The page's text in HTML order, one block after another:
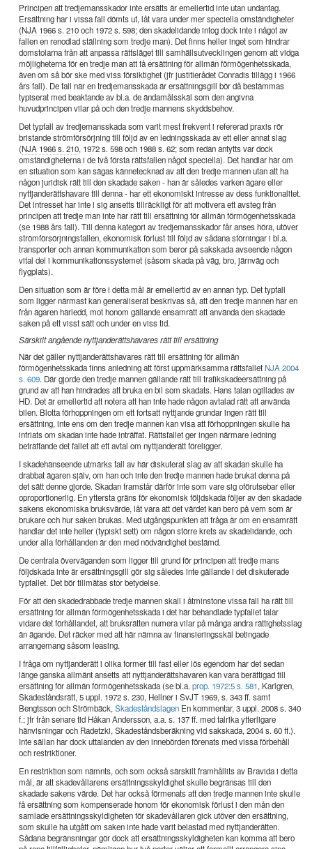
Principen att tredjemansskador inte ersätts är emellertid inte utan undantag.
Ersättning har i vissa fall dömts ut, låt vara under mer speciella omständigheter
(NJA 1966 s. 210och 1972 s. 598; den skadelidande intog dock inte i något av
fallen en renodlad ställning som tredje man). Det finns heller inget som hindrar
domstolarna från att anpassa rättsläget till samhällsutvecklingen genom att vidga
möjligheterna för en tredje man att få ersättning för allmän förmögenhetsskada,
även om så bör ske med viss försiktighet (jfr justitierådet Conradis tillägg i 1966
års fall). De fall när en tredjemansskada är ersättningsgill bör då bestämmas
typiserat med beaktande av bl.a. de ändamålsskäl som den angivna
huvudprincipen vilar på och den tredje mannens skyddsbehov.
Det typfall av tredjemansskada som varit mest frekvent i refererad praxis rör
bristande strömförsörjning till följd av en ledningsskada av ett eller annat slag
(NJA 1966 s. 210, 1972 s. 598 och 1988 s. 62; som redan antytts var dock
omständigheterna i de två första rättsfallen något speciella). Det handlar här om
en situation som kan sägas kännetecknad av att den tredje mannen utan att ha
någon juridisk rätt till den skadade saken - han är således varken ägare eller
nyttjanderättshavare till denna - har ett ekonomiskt intresse av dess funktionalitet.
Det intresset har inte i sig ansetts tillräckligt för att motivera ett avsteg från
principen att tredje man inte har rätt till ersättning för allmän förmögenhetsskada
(se 1988 års fall). Till denna kategori av tredjemansskador får anses höra, utöver
strömförsörjningsfallen, ekonomisk förlust till följd av sådana störningar i bl.a.
transporter och annan kommunikation som beror på sakskada avseende någon
vital del i kommunikationssystemet (såsom skada på väg, bro, järnväg och
flygplats).
Den situation som är före i detta mål är emellertid av en annan typ. Det typfall
som ligger närmast kan generaliserat beskrivas så, att den tredje mannen har en
från ägaren härledd, mot honom gällande ensamrätt att använda den skadade
saken på ett visst sätt och under en viss tid.
Särskilt angående nyttjanderättshavares rätt till ersättning
När det gäller nyttjanderättshavares rätt till ersättning för allmän
förmögenhetsskada finns anledning att först uppmärksamma rättsfalletNJA 2004
s. 609. Där gjorde den tredje mannen gällande rätt till trafikskadeersättning på
grund av att han hindrades att bruka en bil som skadats. Hans talan ogillades av
HD. Det är emellertid att notera att han inte hade någon avtalad rätt att använda
bilen. Blotta förhoppningen om ett fortsatt nyttjande grundar ingen rätt till
ersättning, inte ens om den tredje mannen kan visa att förhoppningen skulle ha
infriats om skadan inte hade inträffat. Rättsfallet ger ingen närmare ledning
beträffande det fallet att ett avtal om nyttjanderätt föreligger.
I skadehänseende utmärks fall av här diskuterat slag av att skadan skulle ha
drabbat ägaren själv, om han och inte den tredje mannen hade brukat denna på
det sätt denne gjorde. Skadan framstår därför inte som vare sig oförutsebar eller
oproportionerlig. En yttersta gräns för ekonomisk följdskada följer av den skadade
sakens ekonomiska bruksvärde, låt vara att det värdet kan bero på vem som är
brukare och hur saken brukas. Med utgångspunkten att fråga är om en ensamrätt
handlar det inte heller (typiskt sett) om någon större krets av skadelidande, och
under alla förhållanden är den med nödvändighet bestämd.
De centrala överväganden som ligger till grund för principen att tredje mans
följdskada inte är ersättningsgill gör sig således inte gällande i det diskuterade
typfallet. Det bör tillmätas stor betydelse.
För att den skadedrabbade tredje mannen skall i åtminstone vissa fall ha rätt till
ersättning för allmän förmögenhetsskada i det här behandlade typfallet talar
vidare det förhållandet, att bruksrätten numera vilar på många andra rättighetsslag
än ägande. Det räcker med att här nämna av finansieringsskäl betingade
arrangemang såsom leasing.
I fråga om nyttjanderätt i olika former till fast eller lös egendom har det sedan
länge ganska allmänt ansetts att nyttjanderättshavaren kan vara berättigad till
ersättning för allmän förmögenhetsskada (se bl.a.prop. 1972:5 s. 581, Karlgren,
Skadeståndsrätt, 5 uppl. 1972 s. 230, Hellner i SvJT 1969, s. 343 ff. samt
Bengtsson och Strömbäck,Skadeståndslagen En kommentar, 3 uppl. 2008 s. 340
f.; jfr från senare tid Håkan Andersson, a.a. s. 137 ff. med talrika ytterligare
hänvisningar och Radetzki, Skadeståndsberäkning vid sakskada, 2004 s. 60 ff.).
Inte sällan har dock uttalanden av den innebörden förenats med vissa förbehåll
och restriktioner.
En restriktion som nämnts, och som också särskilt framhållits av Bravida i detta
mål, är att skadevållarens ersättningsskyldighet skulle begränsas till den
skadade sakens värde. Det har också förmenats att den tredje mannen inte skulle
få ersättning som kompenserade honom för ekonomisk förlust i den mån den
samlade ersättningsskyldigheten för skadevållaren gick utöver den ersättning,
som skulle ha utgått om saken inte hade varit belastad med nyttjanderätten.
Sådana begränsningar gör dock att ersättningsskyldigheten kan komma att bero